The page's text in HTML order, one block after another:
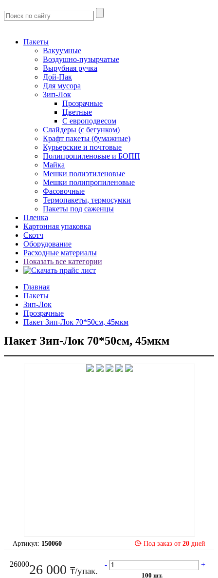
Пакеты
Вакуумные
Воздушно-пузырчатые
Вырубная ручка
Дой-Пак
Для мусора
Зип-Лок
Прозрачные
Цветные
С европодвесом
Слайдеры (с бегунком)
Крафт пакеты (бумажные)
Курьерские и почтовые
Полипропиленовые и БОПП
Майка
Мешки полиэтиленовые
Мешки полипропиленовые
Фасовочные
Термопакеты, термосумки
Пакеты под саженцы
Пленка
Картонная упаковка
Скотч
Оборудование
Расходные материалы
Показать все категории
Главная
Пакеты
Зип-Лок
Прозрачные
Пакет Зип-Лок 70*50см, 45мкм
Пакет Зип-Лок 70*50см, 45мкм
Артикул: 150060 Под заказ от 20 дней
2600026 000 ₸/упак.
- +
100 шт.